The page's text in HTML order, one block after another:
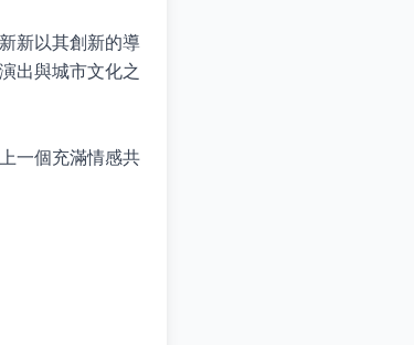
新以其創新的導
出與城市文化之
一個充滿情感共